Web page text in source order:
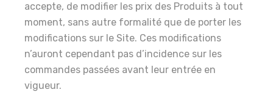
accepte, de modifier les prix des Produits à tout
moment, sans autre formalité que de porter les
modifications sur le Site. Ces modifications
n’auront cependant pas d’incidence sur les
commandes passées avant leur entrée en
vigueur.